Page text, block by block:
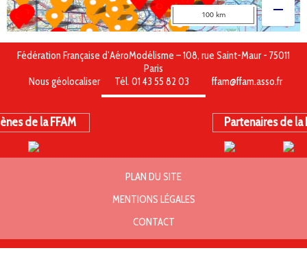
Fédération Française d’AéroModélisme – 108, rue Saint-Maur - 75011
Paris
Nous géolocaliser
Tél. 01 43 55 82 03 ffam@ffam.asso.fr
de la FFAM Partenaires de la
PLAN DU SITE
MENTIONS LÉGALES
CONTACT